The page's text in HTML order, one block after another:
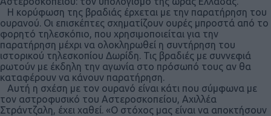
Η κορύφωση της βραδιάς έρχεται με την παρατήρηση του
ουρανού. Οι επισκέπτες σχηματίζουν ουρές μπροστά από το
φορητό τηλεσκόπιο, που χρησιμοποιείται για την
παρατήρηση μέχρι να ολοκληρωθεί η συντήρηση του
ιστορικού τηλεσκοπίου Δωρίδη. Τις βραδιές με συννεφιά
ρωτούν με έκδηλη την αγωνία στο πρόσωπό τους αν θα
καταφέρουν να κάνουν παρατήρηση.
Αυτή η σχέση με τον ουρανό είναι κάτι που σύμφωνα με
τον αστροφυσικό του Αστεροσκοπείου, Αχιλλέα
Στράντζαλη, έχει χαθεί. «Ο στόχος μας είναι να αποκτήσουν